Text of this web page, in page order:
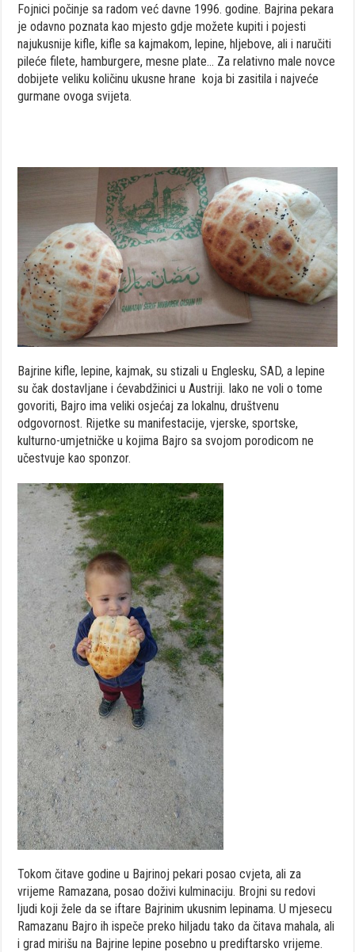
Fojnici počinje sa radom već davne 1996. godine. Bajrina pekara
je odavno poznata kao mjesto gdje možete kupiti i pojesti
najukusnije kifle, kifle sa kajmakom, lepine, hljebove, ali i naručiti
pileće filete, hamburgere, mesne plate… Za relativno male novce
dobijete veliku količinu ukusne hrane koja bi zasitila i najveće
gurmane ovoga svijeta.
Bajrine kifle, lepine, kajmak, su stizali u Englesku, SAD, a lepine
su čak dostavljane i ćevabdžinici u Austriji. Iako ne voli o tome
govoriti, Bajro ima veliki osjećaj za lokalnu, društvenu
odgovornost. Rijetke su manifestacije, vjerske, sportske,
kulturno-umjetničke u kojima Bajro sa svojom porodicom ne
učestvuje kao sponzor.
Tokom čitave godine u Bajrinoj pekari posao cvjeta, ali za
vrijeme Ramazana, posao doživi kulminaciju. Brojni su redovi
ljudi koji žele da se iftare Bajrinim ukusnim lepinama. U mjesecu
Ramazanu Bajro ih ispeče preko hiljadu tako da čitava mahala, ali
i grad mirišu na Bajrine lepine posebno u prediftarsko vrijeme.